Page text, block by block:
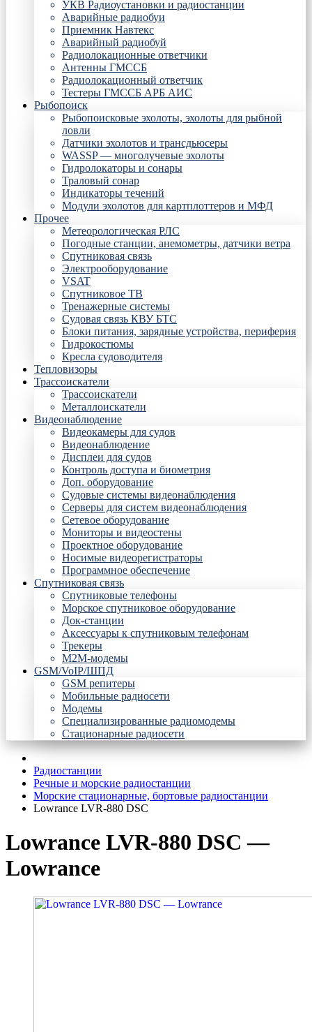
УКВ Радиоустановки и радиостанции
Аварийные радиобуи
Приемник Навтекс
Аварийный радиобуй
Радиолокационные ответчики
Антенны ГМССБ
Радиолокационный ответчик
Тестеры ГМССБ АРБ АИС
Рыбопоиск
Рыбопоисковые эхолоты, эхолоты для рыбной
ловли
Датчики эхолотов и трансдьюсеры
WASSP — многолучевые эхолоты
Гидролокаторы и сонары
Траловый сонар
Индикаторы течений
Модули эхолотов для картплоттеров и МФД
Прочее
Метеорологическая РЛС
Погодные станции, анемометры, датчики ветра
Спутниковая связь
Электрооборудование
VSAT
Спутниковое ТВ
Тренажерные системы
Судовая связь КВУ БТС
Блоки питания, зарядные устройства, периферия
Гидрокостюмы
Кресла судоводителя
Тепловизоры
Трассоискатели
Трассоискатели
Металлоискатели
Видеонаблюдение
Видеокамеры для судов
Видеонаблюдение
Дисплеи для судов
Контроль доступа и биометрия
Доп. оборудование
Судовые системы видеонаблюдения
Серверы для систем видеонаблюдения
Сетевое оборудование
Мониторы и видеостены
Проектное оборудование
Носимые видеорегистраторы
Программное обеспечение
Спутниковая связь
Спутниковые телефоны
Морское спутниковое оборудование
Док-станции
Аксессуары к спутниковым телефонам
Трекеры
М2М-модемы
GSM/VoIP/ШПД
GSM репитеры
Мобильные радиосети
Модемы
Специализированные радиомодемы
Стационарные радиосети
Радиостанции
Речные и морские радиостанции
Морские стационарные, бортовые радиостанции
Lowrance LVR-880 DSC
Lowrance LVR-880 DSC —
Lowrance